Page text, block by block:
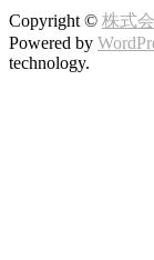
Copyright © 株式
Powered by
technology.